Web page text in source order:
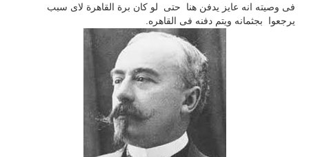
فى وصيته انه عايز يدفن هنا حتى لو كان برة القاهرة لاى سبب
يرجعوا بجثمانه ويتم دفنه فى القاهره.